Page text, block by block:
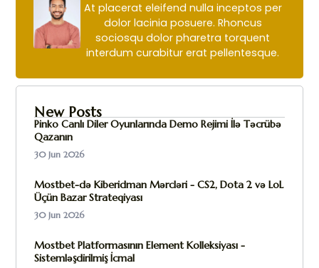
At placerat eleifend nulla inceptos per
dolor lacinia posuere. Rhoncus
sociosqu dolor pharetra torquent
interdum curabitur erat pellentesque.
New Posts
Pinko Canlı Diler Oyunlarında Demo Rejimi İlə Təcrübə
Qazanın
30 Jun 2026
Mostbet-də Kiberidman Mərcləri - CS2, Dota 2 və LoL
Üçün Bazar Strateqiyası
30 Jun 2026
Mostbet Platformasının Element Kolleksiyası -
Sistemləşdirilmiş İcmal